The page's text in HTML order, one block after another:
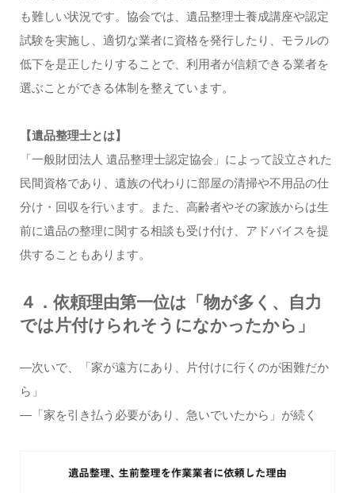
も難しい状況です。協会では、遺品整理士養成講座や認定
試験を実施し、適切な業者に資格を発行したり、モラルの
低下を是正したりすることで、利用者が信頼できる業者を
選ぶことができる体制を整えています。
【遺品整理士とは】
「一般財団法人 遺品整理士認定協会」によって設立された
民間資格であり、遺族の代わりに部屋の清掃や不用品の仕
分け・回収を行います。また、高齢者やその家族からは生
前に遺品の整理に関する相談も受け付け、アドバイスを提
供することもあります。
４．依頼理由第一位は「物が多く、自力
では片付けられそうになかったから」
―次いで、「家が遠方にあり、片付けに行くのが困難だか
ら」
―「家を引き払う必要があり、急いでいたから」が続く